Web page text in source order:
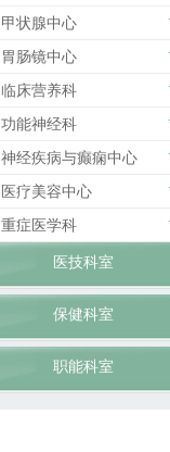
甲状腺中心
胃肠镜中心
临床营养科
功能神经科
神经疾病与癫痫中心
医疗美容中心
重症医学科
医技科室
保健科室
职能科室